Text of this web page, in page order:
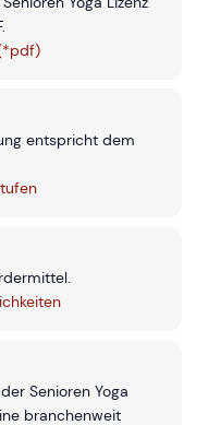
entspricht dem
Senioren Yoga
branchenweit